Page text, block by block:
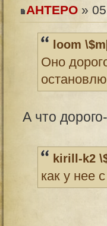
AHTEPO »
loom
Оно
А что
kirill-k2
как у нее